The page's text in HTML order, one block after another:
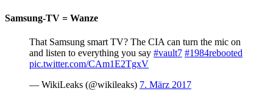
Samsung-TV = Wanze
That Samsung smart TV? The CIA can turn the mic on
and listen to everything you say #vault7 #1984rebooted
pic.twitter.com/CAm1E2TgxV
— WikiLeaks (@wikileaks) 7. März 2017